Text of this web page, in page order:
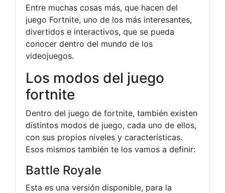
Entre muchas cosas más, que hacen del
juego Fortnite, uno de los más interesantes,
divertidos e interactivos, que se pueda
conocer dentro del mundo de los
videojuegos.
Los modos del juego
fortnite
Dentro del juego de fortnite, también existen
distintos modos de juego, cada uno de ellos,
con sus propios niveles y características.
Esos mismos también te los vamos a definir:
Battle Royale
Esta es una versión disponible, para la